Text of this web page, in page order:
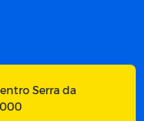
Serra da
000